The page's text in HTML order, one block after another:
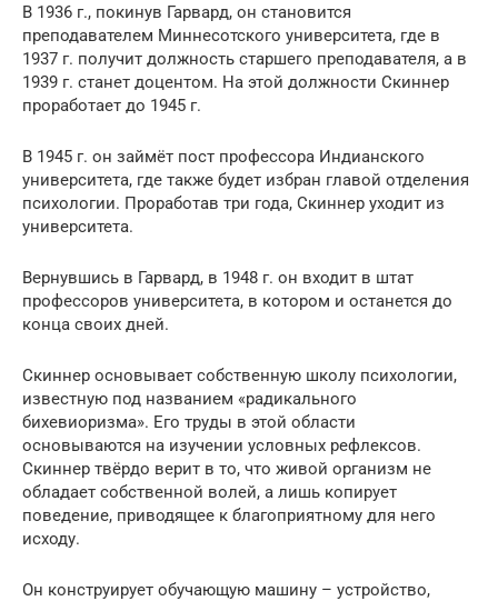
В 1936 г., покинув Гарвард, он становится
преподавателем Миннесотского университета, где в
1937 г. получит должность старшего преподавателя, а в
1939 г. станет доцентом. На этой должности Скиннер
проработает до 1945 г.
В 1945 г. он займёт пост профессора Индианского
университета, где также будет избран главой отделения
психологии. Проработав три года, Скиннер уходит из
университета.
Вернувшись в Гарвард, в 1948 г. он входит в штат
профессоров университета, в котором и останется до
конца своих дней.
Скиннер основывает собственную школу психологии,
известную под названием «радикального
бихевиоризма». Его труды в этой области
основываются на изучении условных рефлексов.
Скиннер твёрдо верит в то, что живой организм не
обладает собственной волей, а лишь копирует
поведение, приводящее к благоприятному для него
исходу.
Он конструирует обучающую машину – устройство,